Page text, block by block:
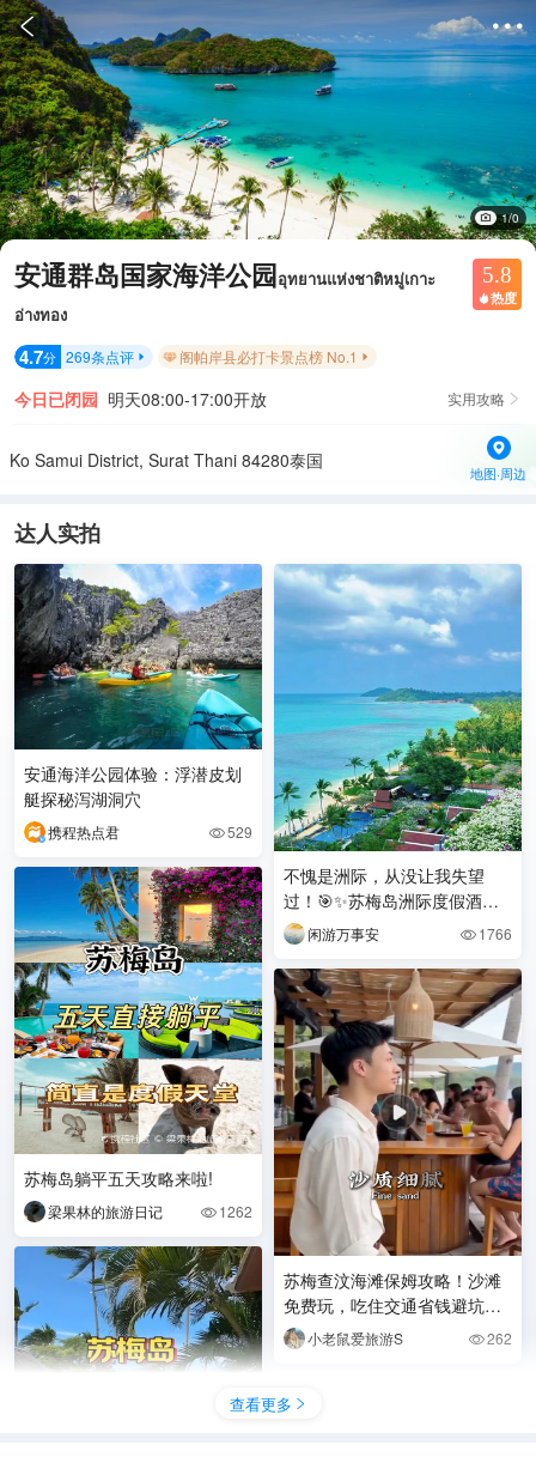
 
1/0
安通群岛国家海洋公园อุทยานแห่งชาติหมู่เกาะ
อ่างทอง
5.8
 热度
4.7分 269条点评  阁帕岸县必打卡景点榜 No.1 
今日已闭园 明天08:00-17:00开放 实用攻略 
Ko Samui District, Surat Thani 84280泰国
地图·周边
达人实拍
安通海洋公园体验：浮潜皮划
艇探秘泻湖洞穴
携程热点君 529
苏梅岛躺平五天攻略来啦!
梁果林的旅游日记  1262
不愧是洲际，从没让我失望
过！🎯✨苏梅岛洲际度假酒店
🌴✨闲游万事安  1766
苏梅查汶海滩保姆攻略！沙滩
免费玩，吃住交通省钱避坑全
整理小老鼠爱旅游S 262
查看更多 